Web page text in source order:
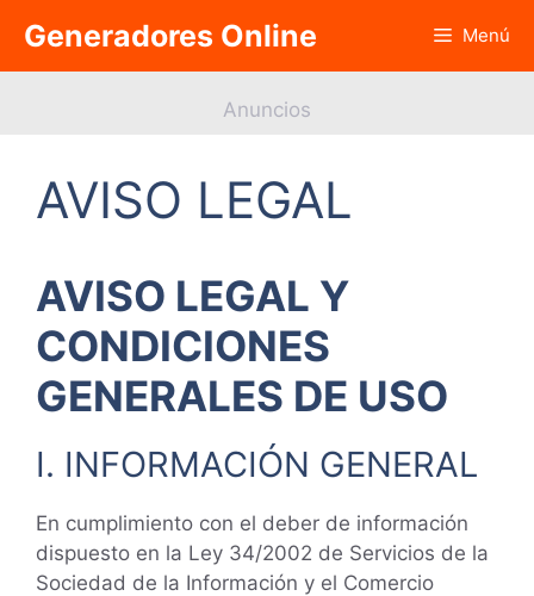
contenido
Generadores Online Menú
Anuncios
AVISO LEGAL
AVISO LEGAL Y
CONDICIONES
GENERALES DE USO
I. INFORMACIÓN GENERAL
En cumplimiento con el deber de información
dispuesto en la Ley 34/2002 de Servicios de la
Sociedad de la Información y el Comercio